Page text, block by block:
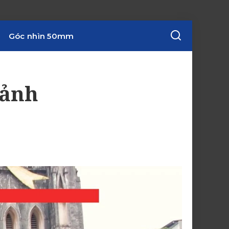
Góc nhìn 50mm